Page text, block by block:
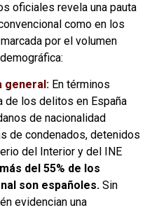
oficiales revela una pauta
como en los
por el volumen
general: En términos
de los delitos en España
de nacionalidad
de condenados, detenidos
del Interior y del INE
más del 55% de los
son españoles.Sin
evidencian una